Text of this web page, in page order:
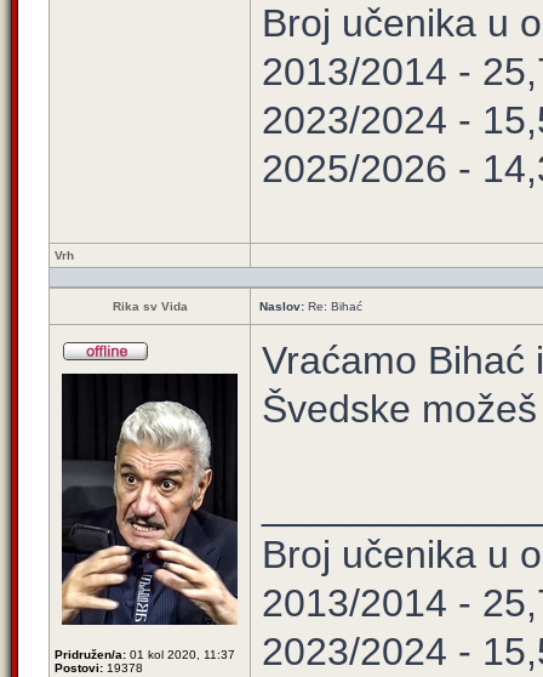
Broj učenika u
2013/2014 -
2023/2024 -
2025/2026 -
Vrh
Rika sv Vida Naslov: Re: Bihać
Pridružen/a: 01 kol 2020, 11:37
Postovi: 19378
Vraćamo Bihać
Švedske
Broj učenika u
2013/2014 -
2023/2024 -